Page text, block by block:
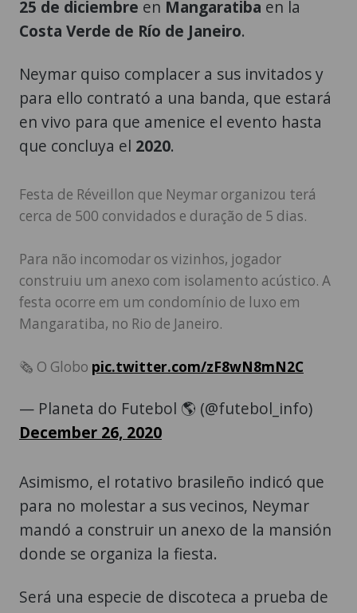
25 de diciembre en Mangaratiba en la
Costa Verde de Río de Janeiro.
Neymar quiso complacer a sus invitados y
para ello contrató a una banda, que estará
en vivo para que amenice el evento hasta
que concluya el 2020.
Festa de Réveillon que Neymar organizou terá
cerca de 500 convidados e duração de 5 dias.
Para não incomodar os vizinhos, jogador
construiu um anexo com isolamento acústico. A
festa ocorre em um condomínio de luxo em
Mangaratiba, no Rio de Janeiro.
🗞 O Globo pic.twitter.com/zF8wN8mN2C
— Planeta do Futebol 🌎 (@futebol_info)
December 26, 2020
Asimismo, el rotativo brasileño indicó que
para no molestar a sus vecinos, Neymar
mandó a construir un anexo de la mansión
donde se organiza la fiesta.
Será una especie de discoteca a prueba de